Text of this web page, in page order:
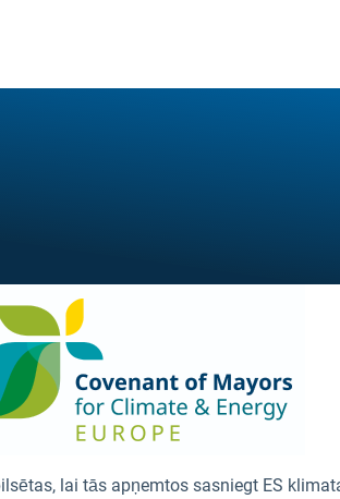
lai tās apņemtos sasniegt ES